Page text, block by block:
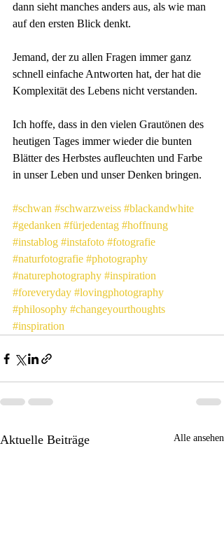
dann sieht manches anders aus, als wie man
auf den ersten Blick denkt.
Jemand, der zu allen Fragen immer ganz
schnell einfache Antworten hat, der hat die
Komplexität des Lebens nicht verstanden.
Ich hoffe, dass in den vielen Grautönen des
heutigen Tages immer wieder die bunten
Blätter des Herbstes aufleuchten und Farbe
in unser Leben und unser Denken bringen.
#schwan #schwarzweiss #blackandwhite
#gedanken #fürjedentag #hoffnung
#instablog #instafoto #fotografie
#naturfotografie #photography
#naturephotography #inspiration
#foreveryday #lovingphotography
#philosophy #changeyourthoughts
#inspiration
Aktuelle Beiträge Alle ansehen